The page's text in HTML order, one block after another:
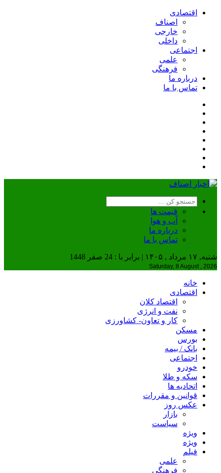
اقتصادی
اصناف
خارجی
داخلی
اجتماعی
علمی
فرهنگی
درباره ما
تماس با ما
قیمت ها
آب و هوا
درباره ما
تماس با ما
شنبه, ۱۷ مرداد , ۱۴۰۵ | برابر با : 24 صفر 1448
Saturday, 8 August , 2026
خانه
اقتصادی
اقتصاد کلان
نفت و انرژی
کار و تعاون- کشاورزی
مسکن
بورس
بانک / بیمه
اجتماعی
خودرو
سکه و طلا
اتحادیه ها
قوانین و مقررات
عکس روز
بازار
سیاست
ویژه
ویژه
فیلم
علمی
فرهنگی